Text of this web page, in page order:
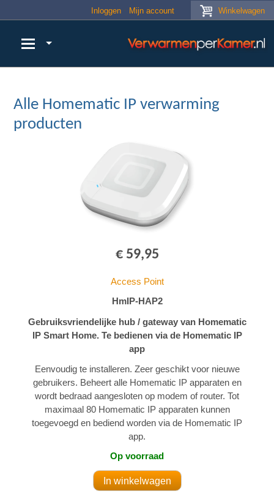
Winkelwagen
Inloggen Mijn account
Alle Homematic IP verwarming
producten
€ 59,95
Access Point
HmIP-HAP2
Gebruiksvriendelijke hub / gateway van Homematic
IP Smart Home. Te bedienen via de Homematic IP
app
Eenvoudig te installeren. Zeer geschikt voor nieuwe
gebruikers. Beheert alle Homematic IP apparaten en
wordt bedraad aangesloten op modem of router. Tot
maximaal 80 Homematic IP apparaten kunnen
toegevoegd en bediend worden via de Homematic IP
app.
Op voorraad